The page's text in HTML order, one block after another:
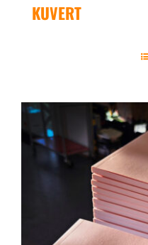
KUVERT